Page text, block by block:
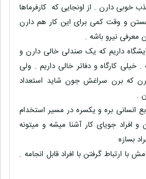
خوبی دارن . از اونجایی که کارفرماها
و وقت کمی برای این کار هم دارن
معرفی نیرو باشه .
داریم که یک صندلی خالی دارن و
کارگاه و دفاتر خالی داریم . ولی
که برن سراغش جون شاید استعداد
.
بره و یکسره در مسیر استخدام
و افراد جویای کار آشنا میشه و میتونه
بسازه
ارتباط گرفتن با افراد قابل انجامه .